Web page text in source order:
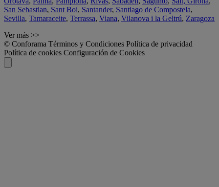
San Sebastian, Sant Boi, Santander, Santiago de Compostela,
Sevilla, Tamaraceite, Terrassa, Viana, Vilanova i la Geltrú, Zaragoza
Ver más >>
© Conforama Términos y Condiciones Política de privacidad
Política de cookies Configuración de Cookies